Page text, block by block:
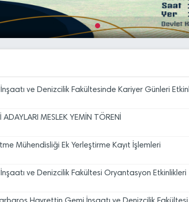
Hayrettin Gemi İnşaatı ve Denizcilik
Ziyareti
ve Denizcilik Fakültesinde Kariyer Günleri
MESLEK YEMİN TÖRENİ
Mühendisliği Ek Yerleştirme Kayıt İşlemleri
ve Denizcilik Fakültesi Oryantasyon Etkinlikleri
Tem